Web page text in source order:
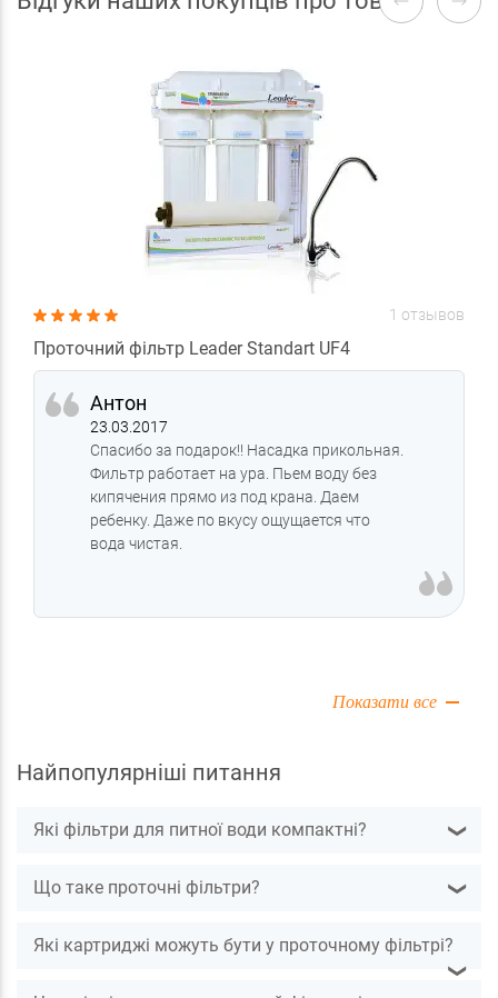
1 отзывов
Проточний фільтр Leader Standart UF4
Антон
23.03.2017
Спасибо за подарок!! Насадка прикольная.
Фильтр работает на ура. Пьем воду без
кипячения прямо из под крана. Даем
ребенку. Даже по вкусу ощущается что
вода чистая.
Показати все
Найпопулярніші питання
Які фільтри для питної води компактні? ❯
Що таке проточні фільтри? ❯
Які картриджі можуть бути у проточному фільтрі?
❯